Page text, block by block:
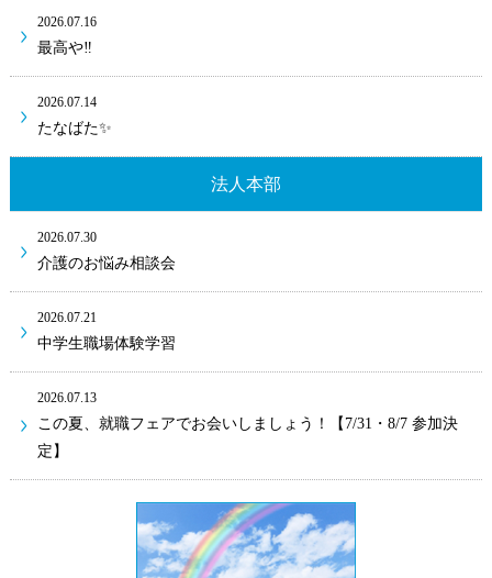
2026.07.16
最高や‼
2026.07.14
たなばた✨
法人本部
2026.07.30
介護のお悩み相談会
2026.07.21
中学生職場体験学習
2026.07.13
この夏、就職フェアでお会いしましょう！【7/31・8/7 参加決
定】